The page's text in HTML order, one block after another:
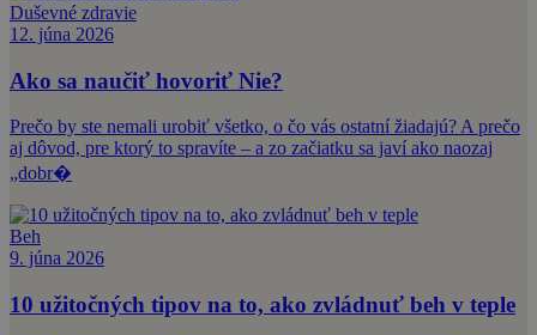
Duševné zdravie
12. júna 2026
Ako sa naučiť hovoriť Nie?
Prečo by ste nemali urobiť všetko, o čo vás ostatní žiadajú? A prečo
aj dôvod, pre ktorý to spravíte – a zo začiatku sa javí ako naozaj
„dobr�
Beh
9. júna 2026
10 užitočných tipov na to, ako zvládnuť beh v teple